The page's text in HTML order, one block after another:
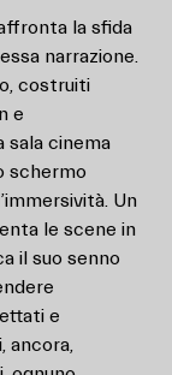
la sfida
narrazione.
costruiti
e
sala cinema
schermo
Un
le scene in
il suo senno
e
ancora,